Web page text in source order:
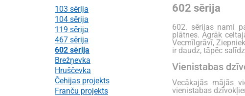
103 sērija
104 sērija
119 sērija
467 sērija
602 sērija
Brežņevka
Hruščevka
Čehijas projekts
Franču projekts
602 sērija
602. sērijas nami
plātnes. Agrāk
Vecmīlgrāvī,
ir daudz, tāpēc
Vienistabas
Vecākajās mājās
vienistabas